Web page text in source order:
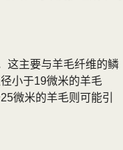
这主要与羊毛纤维的鳞
小于19微米的羊毛
微米的羊毛则可能引